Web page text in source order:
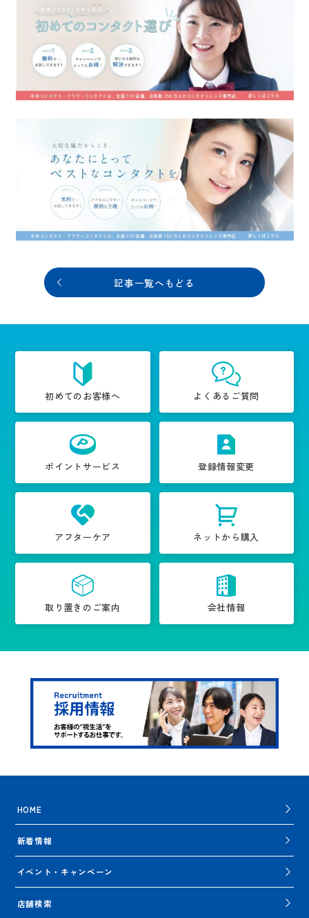
記事一覧へもどる
初めてのお客様へ よくあるご質問
ポイントサービス 登録情報変更
アフターケア ネットから購入
取り置きのご案内 会社情報
HOME
新着情報
イベント・キャンペーン
店舗検索